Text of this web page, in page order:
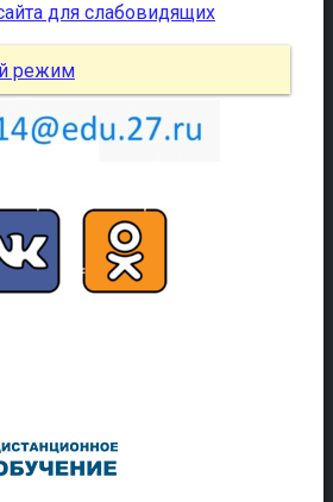
для слабовидящих
режим